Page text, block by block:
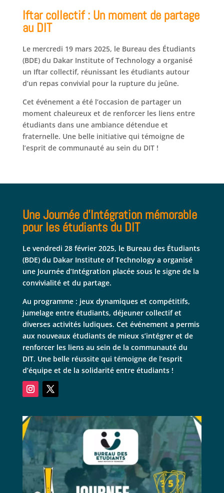
Iftar collectif : Un moment de partage
au DIT
Le mercredi 19 mars 2025, le Bureau des Étudiants
(BDE) du Dakar Institute of Technology a organisé
un Iftar collectif, réunissant les étudiants autour
d’un repas convivial pour la rupture du jeûne.
Cet événement a été l’occasion de partager un
moment chaleureux et de renforcer les liens entre
étudiants dans une ambiance détendue et
fraternelle. Une belle initiative qui témoigne de
l’esprit de communauté au sein du DIT !
Une Journée d’Intégration mémorable
pour les étudiants du DIT
Le vendredi 28 février 2025, le Bureau des Étudiants
(BDE) du Dakar Institute of Technology a organisé
une Journée d’Intégration placée sous le signe de la
convivialité et du partage.
Au programme : jeux dynamiques et compétitifs,
jumelage entre étudiants, déjeuner collectif et
diverses activités ludiques. Cet événement a permis
aux nouveaux étudiants de mieux s’intégrer et de
renforcer les liens au sein de la communauté du
DIT. Une belle réussite qui témoigne de l’esprit
d’équipe et de la solidarité entre étudiants !